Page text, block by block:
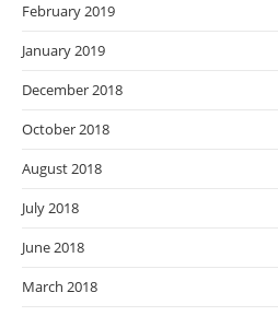
February 2019
January 2019
December 2018
October 2018
August 2018
July 2018
June 2018
March 2018